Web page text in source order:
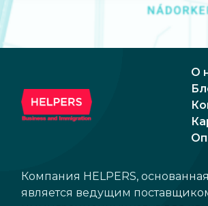
О
Компания HELPERS,
является ведущим